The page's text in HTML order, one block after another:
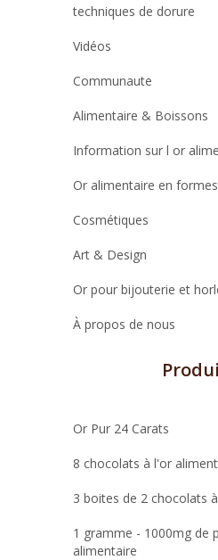
techniques de dorure
Vidéos
Communaute
Alimentaire & Boissons
Information sur l or
Or alimentaire en formes
Cosmétiques
Art & Design
Or pour bijouterie et
À propos de nous
Or Pur 24 Carats
8 chocolats à l'or
3 boites de 2 chocolats
1 gramme - 1000mg de
alimentaire